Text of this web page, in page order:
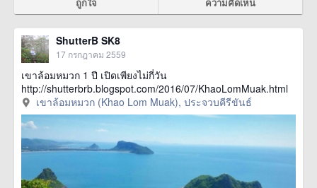
ShutterB SK8
17 กรกฎาคม 2559
เขาล้อมหมวก 1 ปี เปิดเพียงไม่กี่วัน
http://shutterbrb.blogspot.com/2016/07/KhaoLomMuak.html
เขาล้อมหมวก (Khao Lom Muak), ประจวบคีรีขันธ์